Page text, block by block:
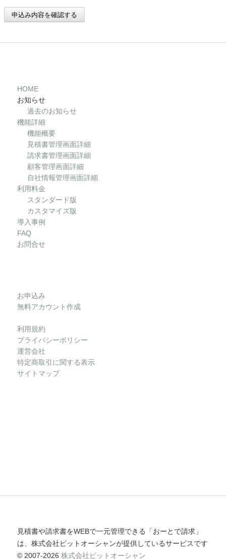
申込み内容を確認する
HOME
お知らせ
過去のお知らせ
機能詳細
機能概要
見積書管理画面詳細
請求書管理画面詳細
顧客管理画面詳細
自社情報管理画面詳細
利用料金
スタンダード版
カスタマイズ版
導入事例
FAQ
お問合せ
お申込み
無料アカウント作成
利用規約
プライバシーポリシー
運営会社
特定商取引に関する表示
サイトマップ
見積書や請求書をWEBで一元管理できる「おーとで請求」
は、株式会社ビットオーシャンが提供しているサービスです
© 2007-2026 株式会社ビットオーシャン